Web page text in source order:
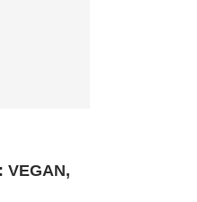
VEGAN,